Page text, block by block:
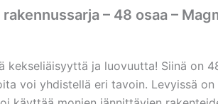
– 48 osaa –
kekseliäisyyttä ja luovuutta! Siinä on
voi yhdistellä eri tavoin. Levyissä on